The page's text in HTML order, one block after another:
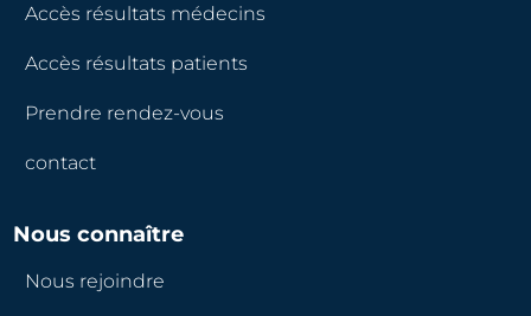
Accès résultats médecins
Accès résultats patients
Prendre rendez-vous
contact
Nous connaître
Nous rejoindre